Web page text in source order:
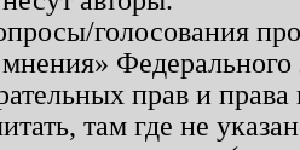
голосования
прав и
там где не